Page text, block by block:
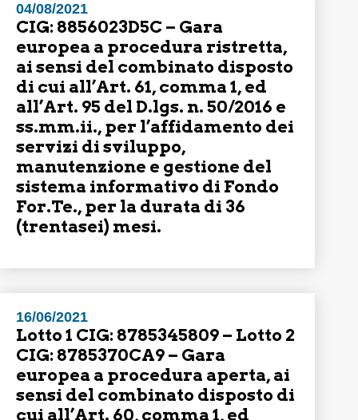
04/08/2021
CIG: 8856023D5C – Gara
europea a procedura ristretta,
ai sensi del combinato disposto
di cui all’Art. 61, comma 1, ed
all’Art. 95 del D.lgs. n. 50/2016 e
ss.mm.ii., per l’affidamento dei
servizi di sviluppo,
manutenzione e gestione del
sistema informativo di Fondo
For.Te., per la durata di 36
(trentasei) mesi.
16/06/2021
Lotto 1 CIG: 8785345809 – Lotto 2
CIG: 8785370CA9 – Gara
europea a procedura aperta, ai
sensi del combinato disposto di
cui all’Art. 60, comma 1, ed